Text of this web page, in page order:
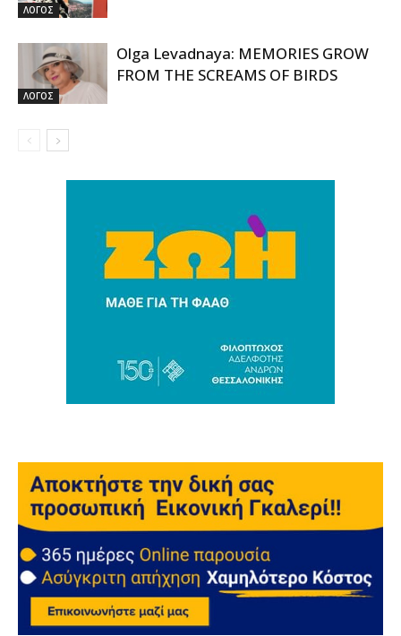
ΛΟΓΟΣ
ΛΟΓΟΣ
Olga Levadnaya: MEMORIES GROW
FROM THE SCREAMS OF BIRDS